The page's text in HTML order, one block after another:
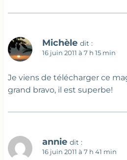
Michèle dit :
16 juin 2011 à 7 h 15 min
Je viens de télécharger ce
grand bravo, il est superbe!
annie dit :
16 juin 2011 à 7 h 41 min